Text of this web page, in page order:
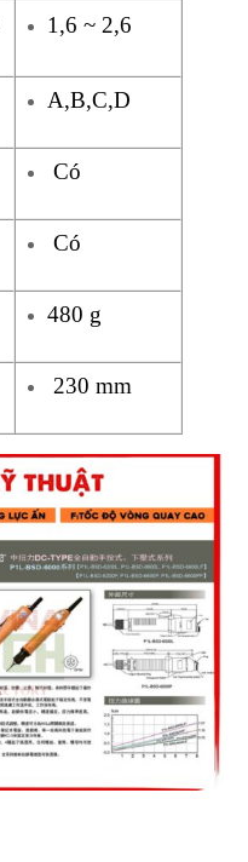
1,6 ~ 2,6
A,B,C,D
Có
Có
480 g
230 mm